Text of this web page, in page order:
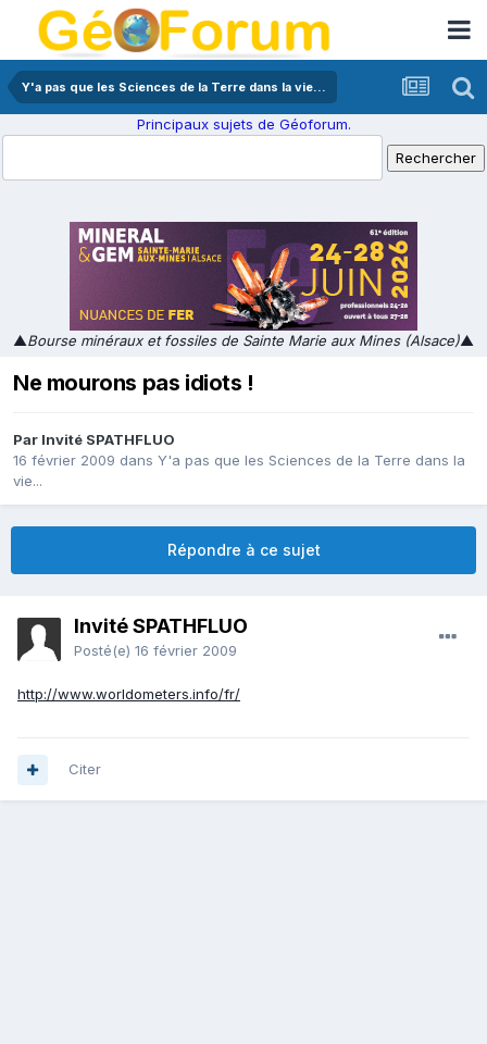
Y'a pas que les Sciences de la Terre dans la vie...
Principaux sujets de Géoforum.
▲Bourse minéraux et fossiles de Sainte Marie aux Mines (Alsace)▲
Ne mourons pas idiots !
Par Invité SPATHFLUO
16 février 2009 dans Y'a pas que les Sciences de la Terre dans la
vie...
Répondre à ce sujet
Invité SPATHFLUO
Posté(e) 16 février 2009
http://www.worldometers.info/fr/
Citer